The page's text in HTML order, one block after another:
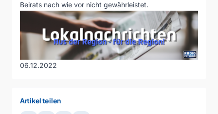
Beirats nach wie vor nicht gewährleistet.
06.12.2022
Artikel teilen